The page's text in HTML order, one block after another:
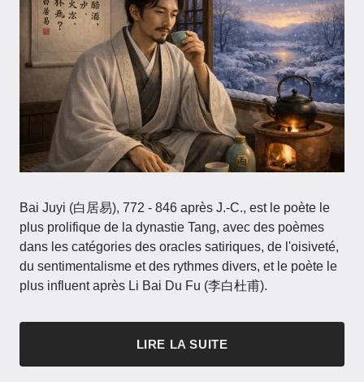
Bai Juyi (白居易), 772 - 846 après J.-C., est le poète le
plus prolifique de la dynastie Tang, avec des poèmes
dans les catégories des oracles satiriques, de l'oisiveté,
du sentimentalisme et des rythmes divers, et le poète le
plus influent après Li Bai Du Fu (李白杜甫).
LIRE LA SUITE